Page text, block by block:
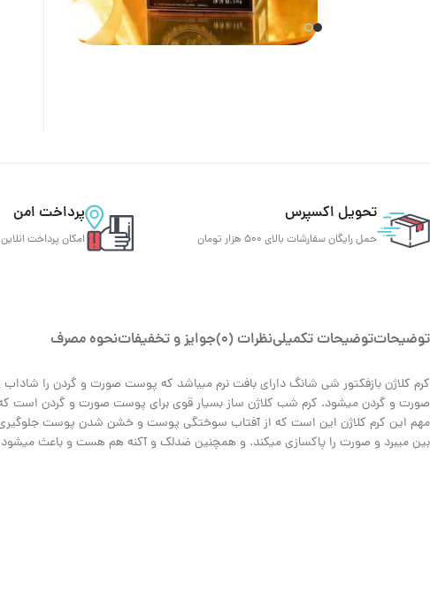
تحویل اکسپرس
حمل رایگان سفارشات بالای 500 هزار تومان
پرداخت امن
امکان پرداخت
توضیحاتتوضیحات تکمیلینظرات (0) جوایز و تخفیفاتنحوه مصرف
کرم کلاژن بازفکتور شی شانگ دارای بافت نرم میباشد که پوست صورت و گردن را
صورت و گردن میشود. کرم شب کلاژن ساز بسیار قوی برای پوست صورت و گردن است که
مهم این کرم کلاژن این است که از آفتاب سوختگی پوست و خشن شدن پوست
بین میبرد و صورت را پاکسازی میکند. و همچنین ضدلک و آکنه هم هست و باعث